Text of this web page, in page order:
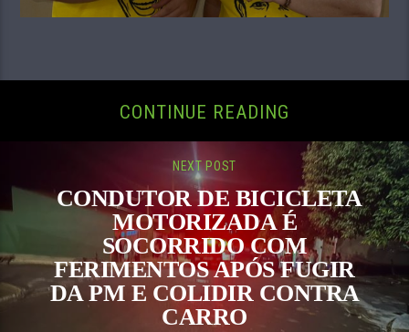
CONTINUE READING
NEXT POST
CONDUTOR DE BICICLETA
MOTORIZADA É
SOCORRIDO COM
FERIMENTOS APÓS FUGIR
DA PM E COLIDIR CONTRA
CARRO